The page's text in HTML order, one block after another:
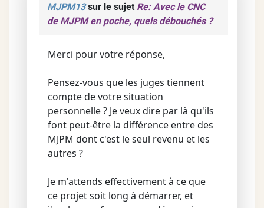
MJPM13sur le sujet Re: Avec le CNC
de MJPM en poche, quels débouchés ?
Merci pour votre réponse,
Pensez-vous que les juges tiennent
compte de votre situation
personnelle ? Je veux dire par là qu'ils
font peut-être la différence entre des
MJPM dont c'est le seul revenu et les
autres ?
Je m'attends effectivement à ce que
ce projet soit long à démarrer, et